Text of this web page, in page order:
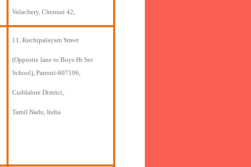
Velachery, Chennai 42,
11, Kuchipalayam Street
(Opposite lane to Boys Hr Sec
School), Panruti-607106,
Cuddalore District,
Tamil Nadu, India